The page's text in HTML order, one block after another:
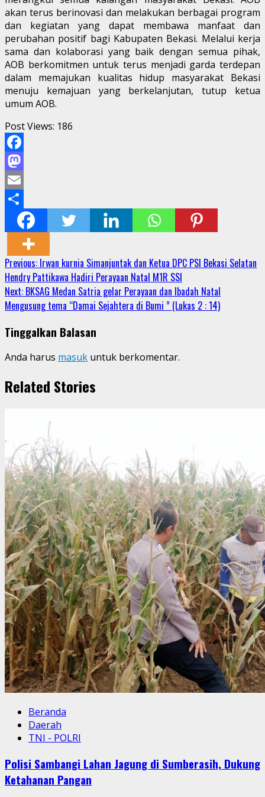
akan terus berinovasi dan melakukan berbagai program
dan kegiatan yang dapat membawa manfaat dan
perubahan positif bagi Kabupaten Bekasi. Melalui kerja
sama dan kolaborasi yang baik dengan semua pihak,
AOB berkomitmen untuk terus menjadi garda terdepan
dalam memajukan kualitas hidup masyarakat Bekasi
menuju kemajuan yang berkelanjutan, tutup ketua
umum AOB.
Post Views: 186
Facebook
Mastodon
Email
Share
Continue
Reading
Previous: Irwan kurnia Simanjuntak dan Ketua DPC PSI Bekasi Selatan
Hendry Pattikawa Hadiri Perayaan Natal M1R SSI
Next: BKSAG Medan Satria gelar Perayaan dan Ibadah Natal
Mengusung tema “Damai Sejahtera di Bumi ” (Lukas 2 : 14)
Tinggalkan Balasan
Anda harus masuk untuk berkomentar.
Related Stories
Beranda
Daerah
TNI - POLRI
Polisi Sambangi Lahan Jagung di Sumberasih, Dukung
Ketahanan Pangan